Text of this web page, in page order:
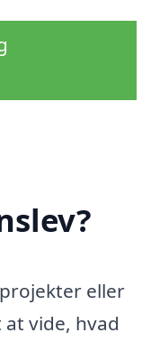
eller
vide, hvad